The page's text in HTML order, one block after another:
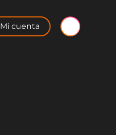
Mi cuenta